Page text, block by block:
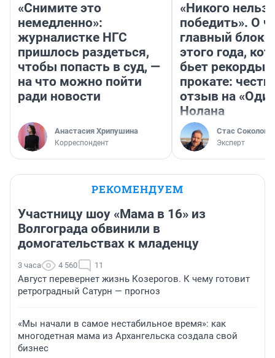
«Снимите это
немедленно»:
журналистке НГС
пришлось раздеться,
чтобы попасть в суд, —
на что можно пойти
ради новости
Анастасия Хрипушина
Корреспондент
«Никого нельзя
победить». О
главный
этого года,
бьет рекорды в
прокате:
отзыв на
Нолана
Стас Соколов
Эксперт
РЕКОМЕНДУЕМ
Участницу шоу «Мама в 16» из
Волгограда обвинили в
домогательствах к младенцу
3 часа 4 560 11
Август перевернет жизнь Козерогов. К чему готовит
ретроградный Сатурн — прогноз
«Мы начали в самое нестабильное время»: как
многодетная мама из Архангельска создала свой
бизнес